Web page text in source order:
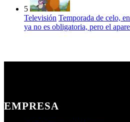
5
Televisión Temporada de celo,
ya no es obligatoria, pero el
EMPRESA